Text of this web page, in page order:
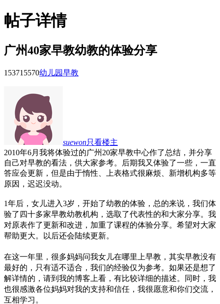
帖子详情
广州40家早教幼教的体验分享
153715570幼儿园早教
suewon只看楼主
2010年6月我将体验过的广州 20家早教中心作了总结，并分享
自己对早教的看法，供大家参考。后期我又体验了一些，一直
答应会更新，但是由于惰性、上表格式很麻烦、新增机构多等
原因，迟迟没动。
1年后，女儿进入3岁，开始了幼教的体验，总的来说，我们体
验了四十多家早教幼教机构，选取了代表性的和大家分享。我
对原表作了更新和改进，加重了课程的体验分享。希望对大家
帮助更大。以后还会陆续更新。
在这一年里，很多妈妈问我女儿在哪里上早教，其实早教没有
最好的，只有适不适合，我们的经验仅为参考。如果还是想了
解详情的，请到我的博客上看，有比较详细的描述。同时，我
也很感激各位妈妈对我的支持和信任，我很愿意和你们交流，
互相学习。